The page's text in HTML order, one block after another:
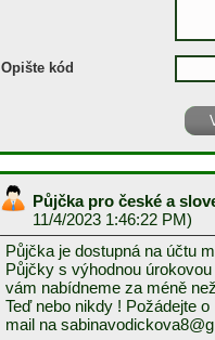
Opište kód
Půjčka pro české a
11/4/2023 1:46:22 PM)
Půjčka je dostupná na účtu
Půjčky s výhodnou
vám nabídneme za méně
Teď nebo nikdy ! Požádejte
mail na